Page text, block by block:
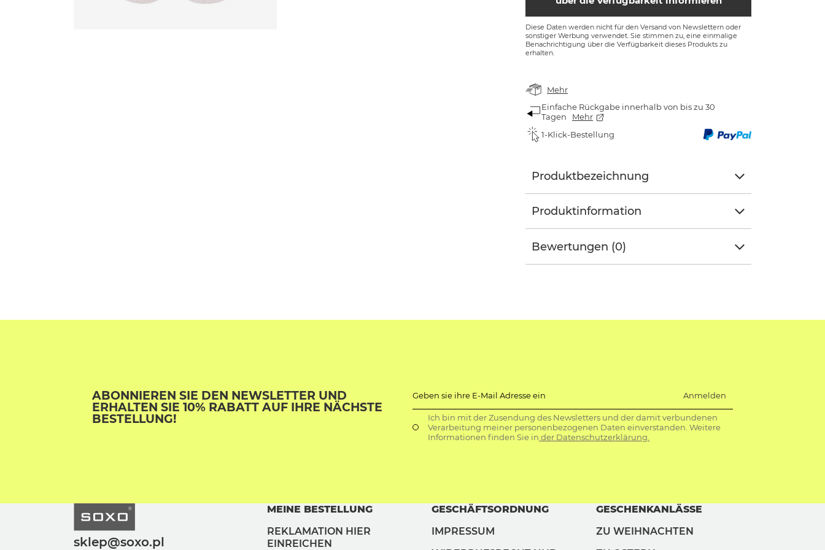
Diese Daten werden nicht für den Versand von Newslettern oder
sonstiger Werbung verwendet. Sie stimmen zu, eine einmalige
Benachrichtigung über die Verfügbarkeit dieses Produkts zu
erhalten.
Mehr
Einfache Rückgabe innerhalb von bis zu 30
Tagen
Mehr
1-Klick-Bestellung
Produktbezeichnung
Produktinformation
Bewertungen (0)
ABONNIEREN SIE DEN NEWSLETTER UND
ERHALTEN SIE 10% RABATT AUF IHRE NÄCHSTE
BESTELLUNG!
Geben sie ihre E-Mail Adresse ein Anmelden
Ich bin mit der Zusendung des Newsletters und der damit verbundenen
Verarbeitung meiner personenbezogenen Daten einverstanden. Weitere
Informationen finden Sie in der Datenschutzerklärung.
sklep@soxo.pl
MEINE BESTELLUNG
REKLAMATION HIER
EINREICHEN
GESCHÄFTSORDNUNG
IMPRESSUM
GESCHENKANLÄSSE
ZU WEIHNACHTEN